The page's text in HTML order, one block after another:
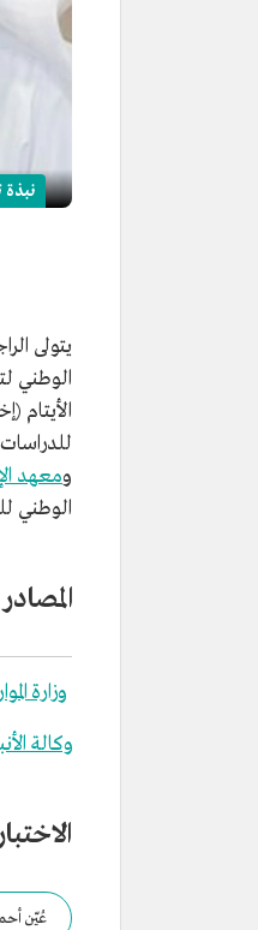
نبذة
تاريخ
المؤهل
يتولى
الوطني
الأيتام
ومعهد
الوطني
المصادر
وزارة
وكالة
عُيّن